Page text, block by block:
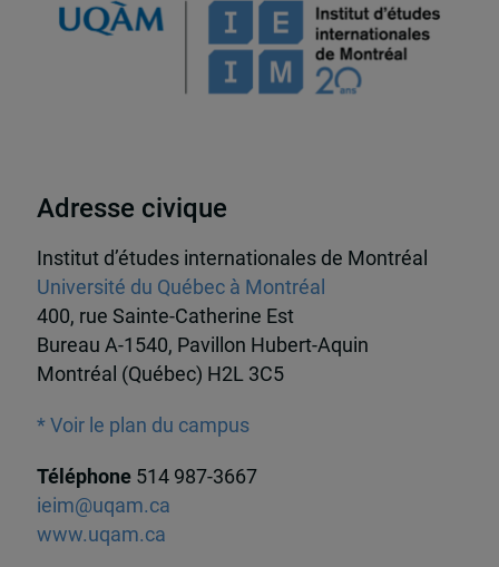
Adresse civique
Institut d’études internationales de Montréal
Université du Québec à Montréal
400, rue Sainte-Catherine Est
Bureau A-1540, Pavillon Hubert-Aquin
Montréal (Québec) H2L 3C5
* Voir le plan du campus
Téléphone 514 987-3667
ieim@uqam.ca
www.uqam.ca